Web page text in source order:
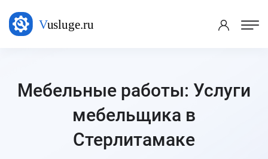
Мебельные работы: Услуги
мебельщика в
Стерлитамаке